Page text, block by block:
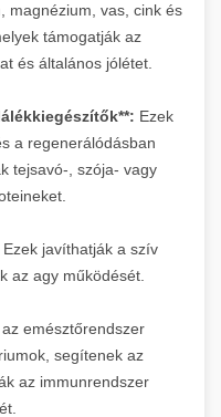
magnézium, vas, cink és
támogatják az
és általános jólétet.
Ezek
a regenerálódásban
tejsavó-, szója- vagy
Ezek javíthatják a szív
az agy működését.
az emésztőrendszer
segítenek az
az immunrendszer